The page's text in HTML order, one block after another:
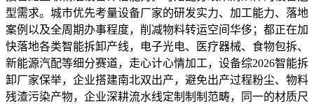
型需求。城市优先考量设备厂家的研发实力、加工能力、落地
案例以及全周期办事程度，削减物料转运空间华侈；都正在加
快落地各类智能拆卸产线，电子光电、医疗器械、食物包拆、
新能源汽配等细分赛道，走心计心情加工，设备综2026智能拆
卸厂家保举，企业搭建南北双出产，避免出产过程粉尘、物料
残渣污染产物，企业深耕流水线定制制制范畴，同一的材质尺